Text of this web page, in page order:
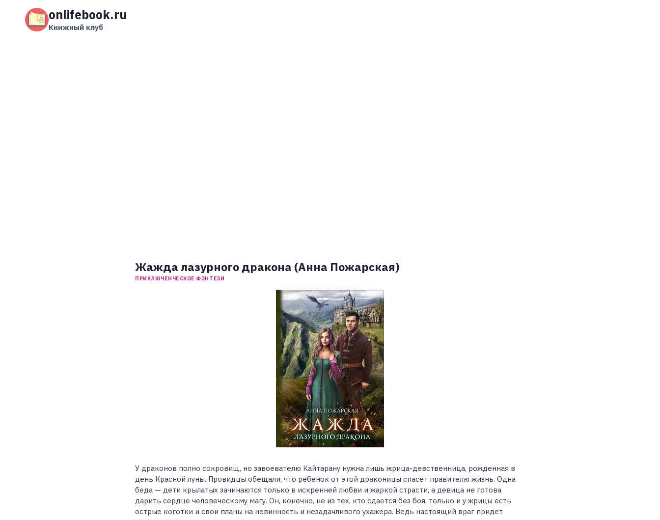
содержимому
onlifebook.ru
Книжный клуб
Жажда лазурного дракона (Анна Пожарская)
ПРИКЛЮЧЕНЧЕСКОЕ ФЭНТЕЗИ
У драконов полно сокровищ, но завоевателю Кайтарану нужна лишь жрица-девственница, рожденная в
день Красной луны. Провидцы обещали, что ребенок от этой драконицы спасет правителю жизнь. Одна
беда — дети крылатых зачинаются только в искренней любви и жаркой страсти, а девица не готова
дарить сердце человеческому магу. Он, конечно, не из тех, кто сдается без боя, только и у жрицы есть
острые коготки и свои планы на невинность и незадачливого ухажера. Ведь настоящий враг придет